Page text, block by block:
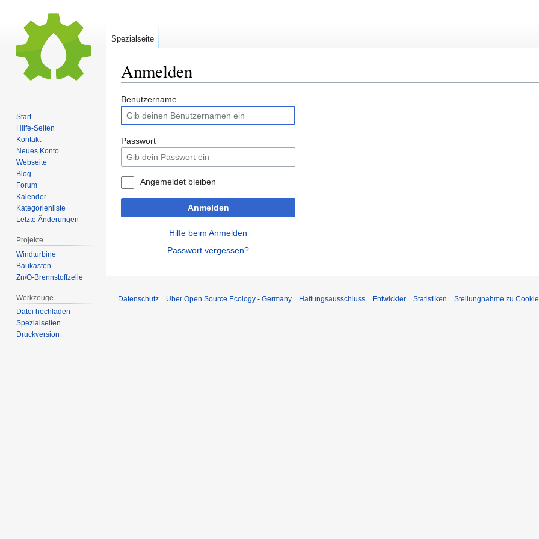
Anmelden
Zur
Navigation
springen
Zur
Suche
springen
Benutzername
Passwort
Angemeldet bleiben
Anmelden
Hilfe beim Anmelden
Passwort vergessen?
Spezialseite
Start
Hilfe-Seiten
Kontakt
Neues Konto
Webseite
Blog
Forum
Kalender
Kategorienliste
Letzte Änderungen
Projekte
Windturbine
Baukasten
Zn/O-Brennstoffzelle
Werkzeuge
Datei hochladen
Spezialseiten
Druckversion
Datenschutz Über Open Source Ecology - Germany Haftungsausschluss Entwickler Statistiken Stellungnahme zu